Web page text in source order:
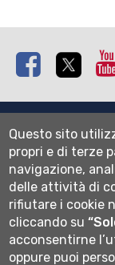
Facebook
Mappa del sito
Normativa
Informativa
Cookie settings
Wi-fi
Webmail
Questo sito
propri e di terze
navigazione,
delle attività di
rifiutare i cookie
cliccando su
acconsentirne
oppure puoi